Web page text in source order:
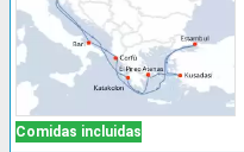
Comidas incluidas